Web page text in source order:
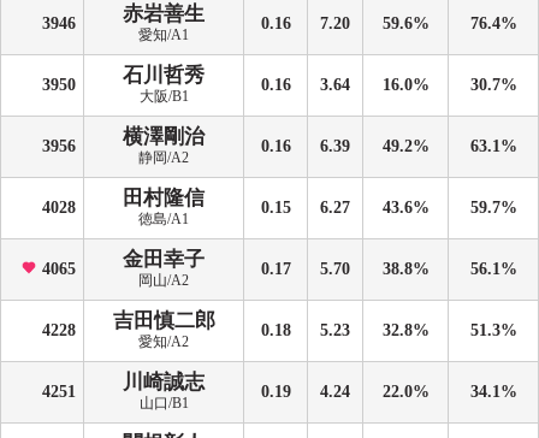
3946 赤岩善生
愛知/A1
0.16 7.20 59.6% 76.4%
3950 石川哲秀
大阪/B1
0.16 3.64 16.0% 30.7%
3956 横澤剛治
静岡/A2
0.16 6.39 49.2% 63.1%
4028 田村隆信
徳島/A1
0.15 6.27 43.6% 59.7%
4065 金田幸子
岡山/A2
0.17 5.70 38.8% 56.1%
4228 吉田慎二郎
愛知/A2
0.18 5.23 32.8% 51.3%
4251 川崎誠志
山口/B1
0.19 4.24 22.0% 34.1%